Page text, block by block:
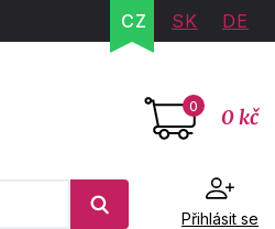
CZ SK DE
0 0 kč
Přihlásit se